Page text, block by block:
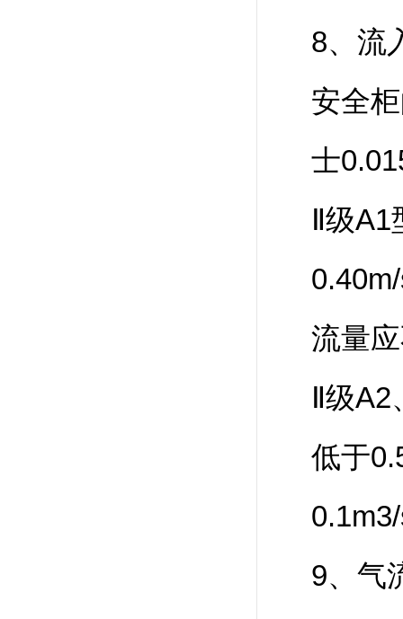
8、流
安全
士
Ⅱ级
流量
Ⅱ级
低于
9、气